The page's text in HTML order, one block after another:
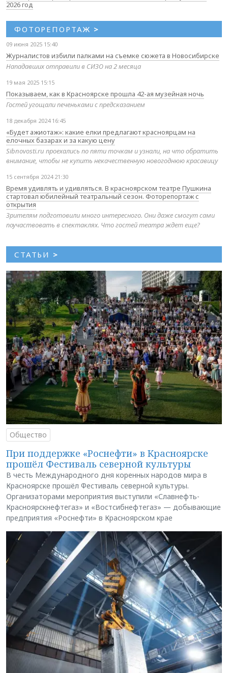
2026 год
ФОТОРЕПОРТАЖ >
09 июня 2025 15:40
Журналистов избили палками на съемке сюжета в Новосибирске
Нападавших отправили в СИЗО на 2 месяца
19 мая 2025 15:15
Показываем, как в Красноярске прошла 42-ая музейная ночь
Гостей угощали печеньками с предсказанием
18 декабря 2024 16:45
«Будет ажиотаж»: какие елки предлагают красноярцам на
елочных базарах и за какую цену
Sibnovosti.ru проехались по пяти точкам и узнали, на что обратить
внимание, чтобы не купить некачественную новогоднюю красавицу
15 сентября 2024 21:30
Время удивлять и удивляться. В красноярском театре Пушкина
стартовал юбилейный театральный сезон. Фоторепортаж с
открытия
Зрителям подготовили много интересного. Они даже смогут сами
поучаствовать в спектаклях. Что гостей театра ждет еще?
СТАТЬИ >
Общество
При поддержке «Роснефти» в Красноярске
прошёл Фестиваль северной культуры
В честь Международного дня коренных народов мира в
Красноярске прошёл Фестиваль северной культуры.
Организаторами мероприятия выступили «Славнефть-
Красноярскнефтегаз» и «Востсибнефтегаз» — добывающие
предприятия «Роснефти» в Красноярском крае